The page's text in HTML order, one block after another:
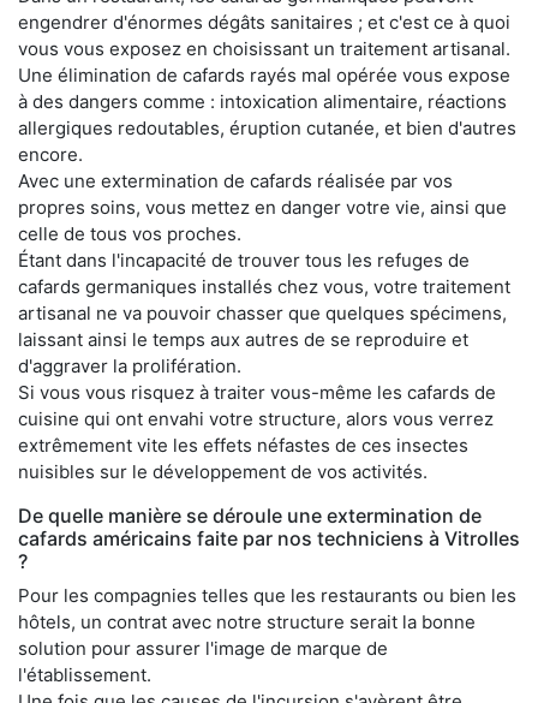
engendrer d'énormes dégâts sanitaires ; et c'est ce à quoi
vous vous exposez en choisissant un traitement artisanal.
Une élimination de cafards rayés mal opérée vous expose
à des dangers comme : intoxication alimentaire, réactions
allergiques redoutables, éruption cutanée, et bien d'autres
encore.
Avec une extermination de cafards réalisée par vos
propres soins, vous mettez en danger votre vie, ainsi que
celle de tous vos proches.
Étant dans l'incapacité de trouver tous les refuges de
cafards germaniques installés chez vous, votre traitement
artisanal ne va pouvoir chasser que quelques spécimens,
laissant ainsi le temps aux autres de se reproduire et
d'aggraver la prolifération.
Si vous vous risquez à traiter vous-même les cafards de
cuisine qui ont envahi votre structure, alors vous verrez
extrêmement vite les effets néfastes de ces insectes
nuisibles sur le développement de vos activités.
De quelle manière se déroule une extermination de
cafards américains faite par nos techniciens à Vitrolles
?
Pour les compagnies telles que les restaurants ou bien les
hôtels, un contrat avec notre structure serait la bonne
solution pour assurer l'image de marque de
l'établissement.